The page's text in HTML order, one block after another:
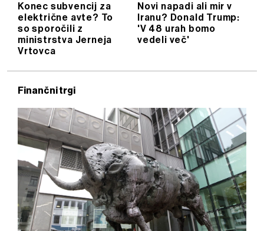
Konec subvencij za
električne avte? To
so sporočili z
ministrstva Jerneja
Vrtovca
Novi napadi ali mir v
Iranu? Donald Trump:
'V 48 urah bomo
vedeli več'
Finančni trgi